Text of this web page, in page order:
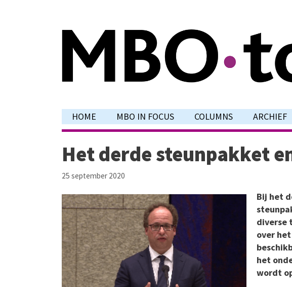
HOME MBO IN FOCUS COLUMNS ARCHIEF
Het derde steunpakket
25 september 2020
Bij het
diverse
over
het
wordt